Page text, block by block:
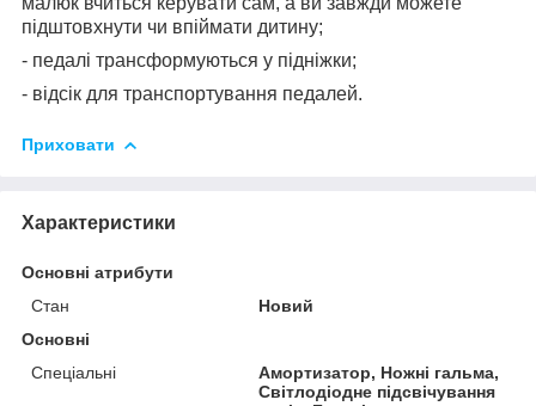
підштовхнути чи впіймати дитину;
- педалі трансформуються у підніжки;
- відсік для транспортування педалей.
Приховати
Характеристики
Основні атрибути
Стан
Новий
Основні
Спеціальні
Амортизатор, Ножні гальма,
Світлодіодне підсвічування